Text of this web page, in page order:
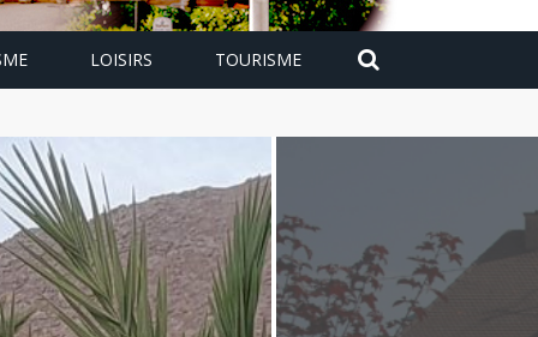
LOISIRS TOURISME